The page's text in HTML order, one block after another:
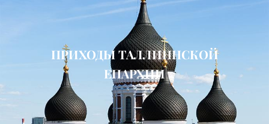
ПРИХОДЫ ТАЛЛИННСКОЙ
ЕПАРХИИ